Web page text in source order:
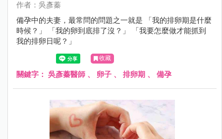
作者：吳彥蓁
備孕中的夫妻，最常問的問題之一就是 「我的排卵期是什麼
時候？」 「我的卵到底排了沒？」 「我要怎麼做才能抓到
我的排卵日呢？」
收藏
關鍵字： 吳彥蓁醫師 、 卵子 、 排卵期 、 備孕